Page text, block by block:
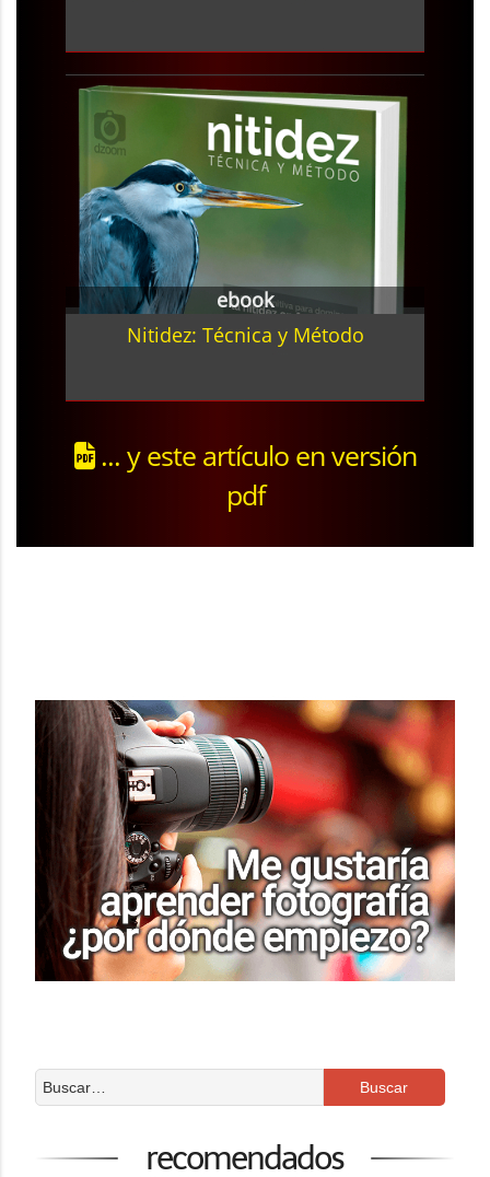
ebook
Nitidez: Técnica y Método
... y este artículo en versión
pdf
recomendados